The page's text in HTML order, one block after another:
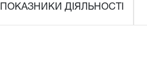
ПОКАЗНИКИ ДІЯЛЬНОСТІ